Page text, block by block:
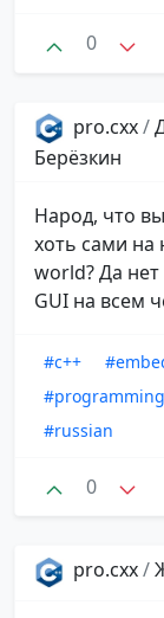
0
pro.cxx/
Берёзкин
Народ, что вы
хоть сами на
world? Да
GUI на всем
#c++
#programming
#russian
0
pro.cxx/